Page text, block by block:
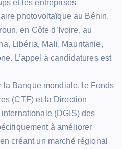
et les entreprises
photovoltaïque au Bénin,
en Côte d’Ivoire, au
Libéria, Mali, Mauritanie,
L’appel à candidatures est
la Banque mondiale, le Fonds
(CTF) et la Direction
(DGIS) des
à améliorer
créant un marché régional